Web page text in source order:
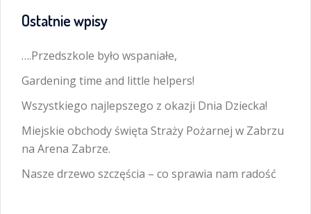
Ostatnie wpisy
….Przedszkole było wspaniałe,
Gardening time and little helpers!
Wszystkiego najlepszego z okazji Dnia Dziecka!
Miejskie obchody święta Straży Pożarnej w Zabrzu
na Arena Zabrze.
Nasze drzewo szczęścia – co sprawia nam radość